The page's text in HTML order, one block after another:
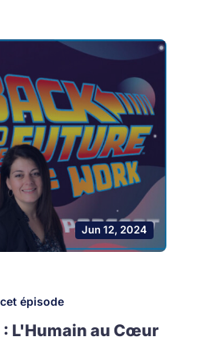
Jun 12, 2024
épisode
: L'Humain au Cœur